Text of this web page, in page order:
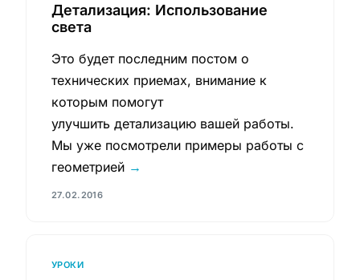
Детализация: Использование
света
Это будет последним постом о
технических приемах, внимание к
которым помогут
улучшить детализацию вашей работы.
Мы уже посмотрели примеры работы с
геометрией →
27.02.2016
УРОКИ